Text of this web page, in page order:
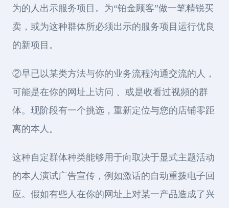
为的人出示服务项目。为“铂金顾客”做一笔精锐买
卖，或为这种群体所必须出示的服务项目运行优良
的新项目。
②早已以某类方法与你的业务流程沟通交流的人，
可能是在你的网址上访问 、或是收看过视頻的群
体。现阶段有一个挑选，重新定位与您的店铺零距
离的本人。
这种自定群体种类能够用于向取决于显式主题活动
的本人演试广告宣传，例如激话的自动重拨电子回
应。假如有些人在你的网址上对某一产品造成了兴